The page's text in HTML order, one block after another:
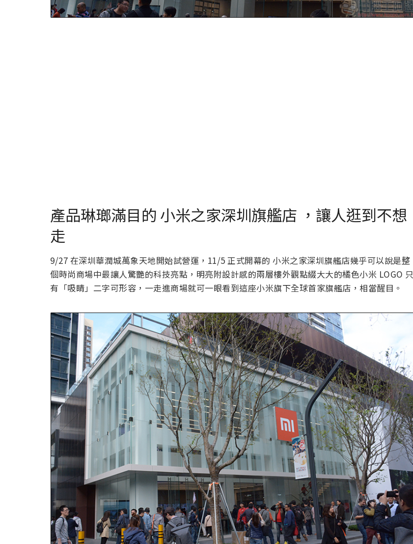
產品琳瑯滿目的 小米之家深圳旗艦店 ，讓人逛到不想
走
9/27 在深圳華潤城萬象天地開始試營運，11/5 正式開幕的 小米之家深圳旗艦店幾乎可以說是整
個時尚商場中最讓人驚艷的科技亮點，明亮附設計感的兩層樓外觀點綴大大的橘色小米 LOGO 只
有「吸睛」二字可形容，一走進商場就可一眼看到這座小米旗下全球首家旗艦店，相當醒目。